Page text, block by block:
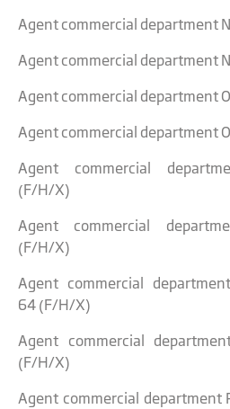
Agent commercial department
Agent commercial department
Agent commercial department
Agent commercial department
Agent commercial
(F/H/X)
Agent commercial
(F/H/X)
Agent commercial
64 (F/H/X)
Agent commercial
(F/H/X)
Agent commercial department